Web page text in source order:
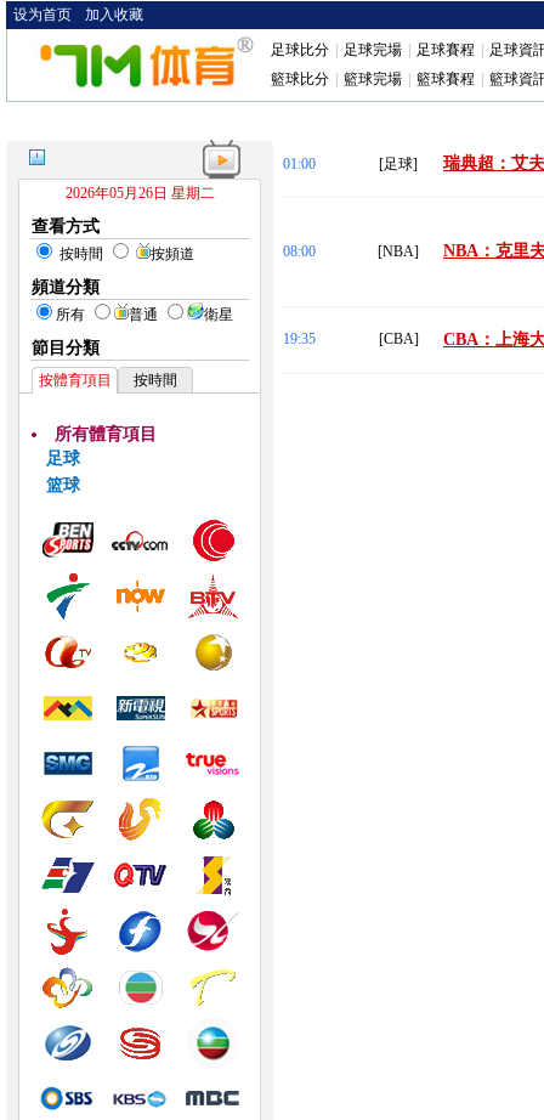
设为首页 加入收藏
足球比分 足球完場 足球賽程
足球資
籃球比分
籃球完場 籃球賽程 籃球資
2026年05月26日 星期二
查看方式
按時間 按頻道
頻道分類
所有 普通 衛星
節目分類
按體育項目 按時間
所有體育項目
足球
篮球
01:00 [足球] 瑞典超：艾
08:00 [NBA] NBA：克里
19:35 [CBA] CBA：上海